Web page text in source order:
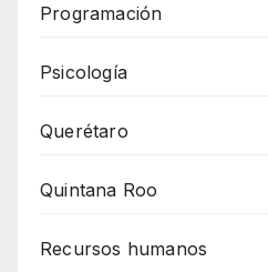
Programación
Psicología
Querétaro
Quintana Roo
Recursos humanos